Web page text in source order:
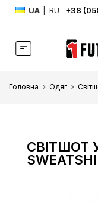
UA RU +38
Головна Одяг
СВІТШОТ